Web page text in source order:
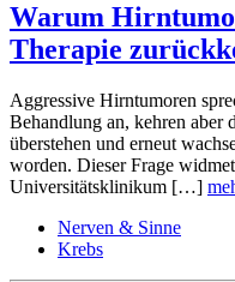
Warum
Therapie
Aggressive Hirntumoren
Behandlung an, kehren aber
überstehen und erneut
worden. Dieser Frage
Universitätsklinikum […]
Nerven & Sinne
Krebs